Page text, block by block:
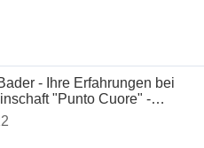
- Ihre Erfahrungen bei
"Punto Cuore" -
- in Neapel, Italien